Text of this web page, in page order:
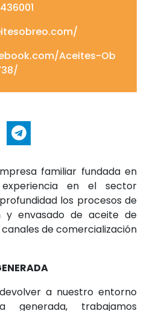
Aceites-Ob
familiar fundada en
experiencia en el sector
los procesos de
y envasado de aceite de
de comercialización
a nuestro entorno
trabajamos